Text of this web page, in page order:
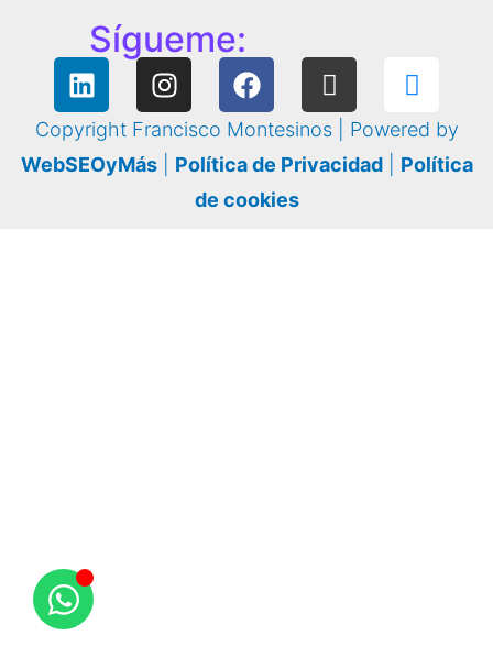
Sígueme:
Copyright Francisco Montesinos | Powered by
WebSEOyMás| Política de Privacidad| Política
de cookies